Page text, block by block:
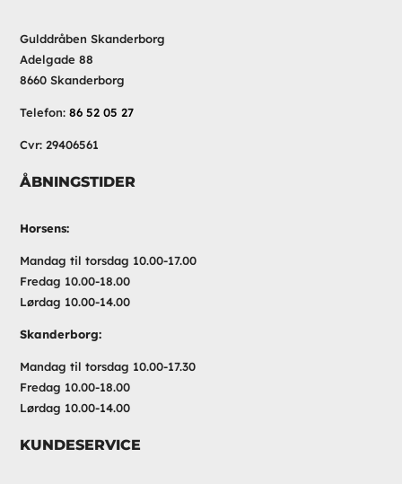
Gulddråben Skanderborg
Adelgade 88
8660 Skanderborg
Telefon:86 52 05 27
Cvr: 29406561
ÅBNINGSTIDER
Horsens:
Mandag til torsdag 10.00-17.00
Fredag 10.00-18.00
Lørdag 10.00-14.00
Skanderborg:
Mandag til torsdag 10.00-17.30
Fredag 10.00-18.00
Lørdag 10.00-14.00
KUNDESERVICE